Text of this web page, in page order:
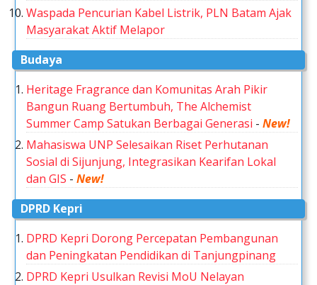
Waspada Pencurian Kabel Listrik, PLN Batam Ajak
Masyarakat Aktif Melapor
Budaya
Heritage Fragrance dan Komunitas Arah Pikir
Bangun Ruang Bertumbuh, The Alchemist
Summer Camp Satukan Berbagai Generasi -New!
Mahasiswa UNP Selesaikan Riset Perhutanan
Sosial di Sijunjung, Integrasikan Kearifan Lokal
dan GIS -New!
DPRD Kepri
DPRD Kepri Dorong Percepatan Pembangunan
dan Peningkatan Pendidikan di Tanjungpinang
DPRD Kepri Usulkan Revisi MoU Nelayan